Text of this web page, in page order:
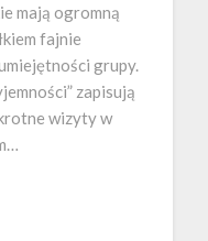
mają ogromną
fajnie
grupy.
zapisują
wizyty w